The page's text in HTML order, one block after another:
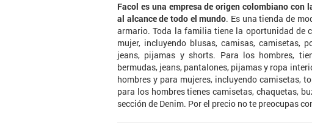
Facol es una empresa de origen colombiano
al alcance de todo el mundo. Es una tienda de
armario. Toda la familia tiene la oportunidad de
mujer, incluyendo blusas, camisas, camisetas,
jeans, pijamas y shorts. Para los hombres,
bermudas, jeans, pantalones, pijamas y ropa
hombres y para mujeres, incluyendo camisetas,
para los hombres tienes camisetas, chaquetas,
sección de Denim. Por el precio no te preocupas